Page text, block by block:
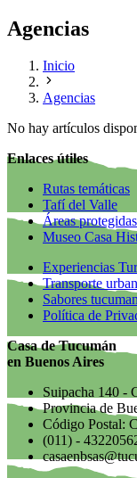
Agencias
Inicio
Agencias
No hay artículos
Enlaces útiles
Rutas temáticas
Tafí del Valle
Áreas protegidas
Museo Casa
Experiencias
Transporte
Sabores
Política de
Casa de Tucumán
en Buenos Aires
Suipacha 140 -
Provincia de
Código Postal:
(011) -